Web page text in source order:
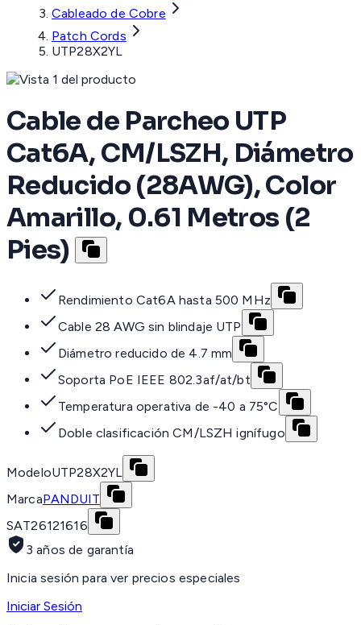
Cableado de Cobre
Patch Cords
UTP28X2YL
Cable de Parcheo UTP
Cat6A, CM/LSZH, Diámetro
Reducido (28AWG), Color
Amarillo, 0.61 Metros (2
Pies)
Rendimiento Cat6A hasta 500 MHz
Cable 28 AWG sin blindaje UTP
Diámetro reducido de 4.7 mm
Soporta PoE IEEE 802.3af/at/bt
Temperatura operativa de -40 a 75°C
Doble clasificación CM/LSZH ignífugo
ModeloUTP28X2YL
MarcaPANDUIT
SAT26121616
3 años de garantía
Inicia sesión para ver precios especiales
Iniciar Sesión